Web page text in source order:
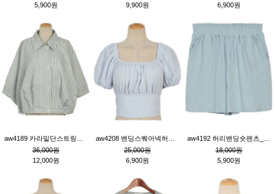
5,900원
9,900원
6,900원
36,000원
12,000원
25,000원
6,900원
18,000원
5,900원